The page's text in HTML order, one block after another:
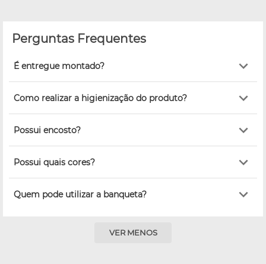
Perguntas Frequentes
É entregue montado?
Como realizar a higienização do produto?
Possui encosto?
Possui quais cores?
Quem pode utilizar a banqueta?
VER MENOS